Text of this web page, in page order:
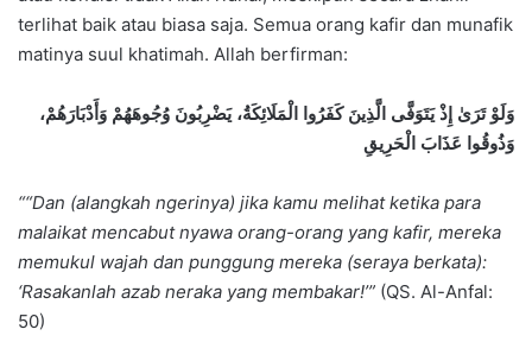
terlihat baik atau biasa saja. Semua orang kafir dan munafik
matinya suul khatimah. Allah berfirman:
وَلَوْ تَرَىٰ إِذْ يَتَوَفَّى الَّذِينَ كَفَرُوا الْمَلَائِكَةُ، يَضْرِبُونَ وُجُوهَهُمْ وَأَدْبَارَهُمْ،
وَذُوقُوا عَذَابَ الْحَرِيقِ
““Dan (alangkah ngerinya) jika kamu melihat ketika para
malaikat mencabut nyawa orang-orang yang kafir, mereka
memukul wajah dan punggung mereka (seraya berkata):
‘Rasakanlah azab neraka yang membakar!’” (QS. Al-Anfal:
50)